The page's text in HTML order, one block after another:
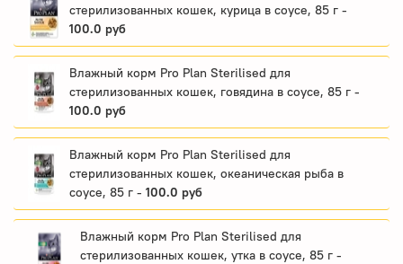
стерилизованных кошек, курица в соусе, 85 г -
100.0 руб
Влажный корм Pro Plan Sterilised для
стерилизованных кошек, говядина в соусе, 85 г -
100.0 руб
Влажный корм Pro Plan Sterilised для
стерилизованных кошек, океаническая рыба в
соусе, 85 г - 100.0 руб
Влажный корм Pro Plan Sterilised для
стерилизованных кошек, утка в соусе, 85 г -